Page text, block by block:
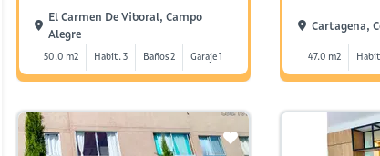
El Carmen De Viboral, Campo
Alegre
50.0 m2 Habit. 3 Baños 2 Garaje 1
Cartagena,
47.0 m2